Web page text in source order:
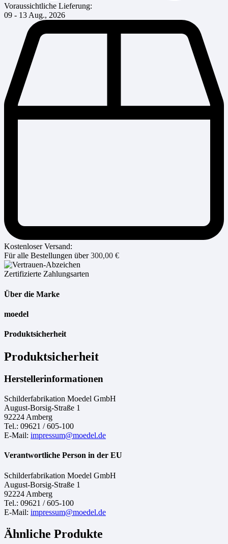
Voraussichtliche Lieferung:
09 - 13 Aug., 2026
Kostenloser Versand:
Für alle Bestellungen über300,00 €
Zertifizierte Zahlungsarten
Über die Marke
moedel
Produktsicherheit
Produktsicherheit
Herstellerinformationen
Schilderfabrikation Moedel GmbH
August-Borsig-Straße 1
92224 Amberg
Tel.: 09621 / 605-100
E-Mail: impressum@moedel.de
Verantwortliche Person in der EU
Schilderfabrikation Moedel GmbH
August-Borsig-Straße 1
92224 Amberg
Tel.: 09621 / 605-100
E-Mail: impressum@moedel.de
Ähnliche Produkte